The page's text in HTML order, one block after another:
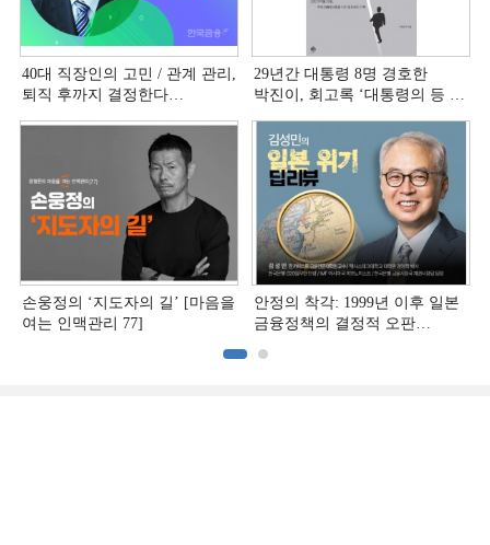
40대 직장인의 고민 / 관계 관리,
퇴직 후까지 결정한다
29년간 대통령 8명 경호한
박진이, 회고록 ‘대통령의 등 뒤
손웅정의 ‘지도자의 길’ [마음을
여는 인맥관리 77]
안정의 착각: 1999년 이후 일본
금융정책의 결정적 오판